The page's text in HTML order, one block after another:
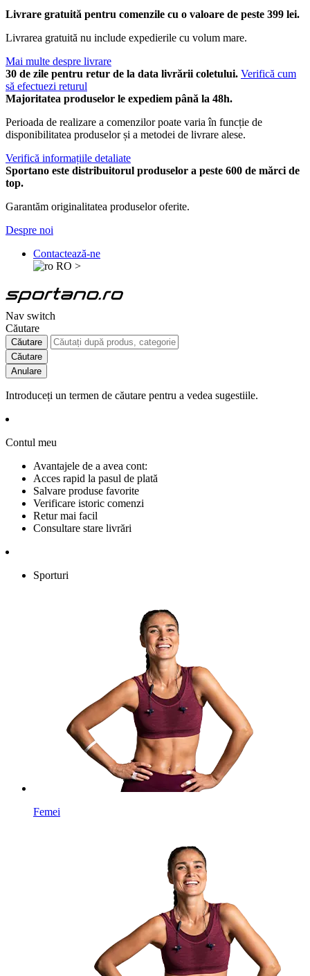
Livrare gratuită pentru comenzile cu o valoare de peste 399 lei.
Livrarea gratuită nu include expedierile cu volum mare.
Mai multe despre livrare
30 de zile pentru retur de la data livrării coletului. Verifică cum
să efectuezi returul
Majoritatea produselor le expediem până la 48h.
Perioada de realizare a comenzilor poate varia în funcție de
disponibilitatea produselor și a metodei de livrare alese.
Verifică informațiile detaliate
Sportano este distribuitorul produselor a peste 600 de mărci de
top.
Garantăm originalitatea produselor oferite.
Despre noi
Contactează-ne
RO >
Nav switch
Căutare
Căutare
Căutare
Anulare
Introduceți un termen de căutare pentru a vedea sugestiile.
Contul meu
Avantajele de a avea cont:
Acces rapid la pasul de plată
Salvare produse favorite
Verificare istoric comenzi
Retur mai facil
Consultare stare livrări
Sporturi
Femei